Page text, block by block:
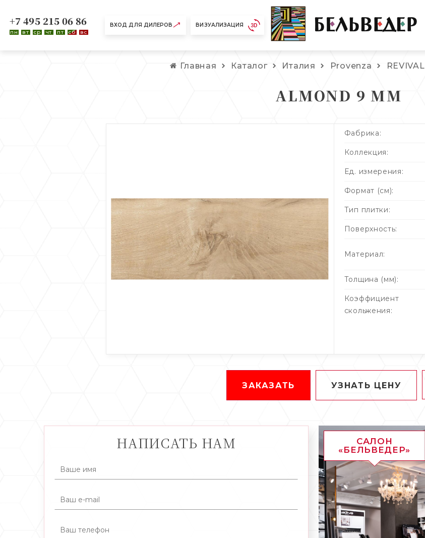
ВХОД ДЛЯ ДИЛЕРОВ ВИЗУАЛИЗАЦИЯ
+7 495 215 06 86
пн вт ср чт пт сб вс
Главная Каталог Италия Provenza REVIVAL
ALMOND 9 MM
Фабрика:
Коллекция:
Ед. измерения:
Формат (см):
Тип плитки:
Поверхность:
Материал:
Толщина (мм):
Коэффициент
скольжения:
ЗАКАЗАТЬ УЗНАТЬ ЦЕНУ
НАПИСАТЬ НАМ
САЛОН
«БЕЛЬВЕДЕР»